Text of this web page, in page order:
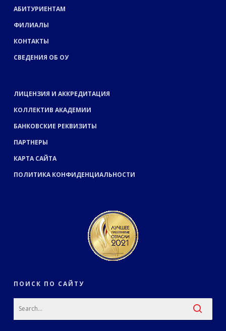
АБИТУРИЕНТАМ
ФИЛИАЛЫ
КОНТАКТЫ
СВЕДЕНИЯ ОБ ОУ
ЛИЦЕНЗИЯ И АККРЕДИТАЦИЯ
КОЛЛЕКТИВ АКАДЕМИИ
БАНКОВСКИЕ РЕКВИЗИТЫ
ПАРТНЕРЫ
КАРТА САЙТА
ПОЛИТИКА КОНФИДЕНЦИАЛЬНОСТИ
ПОИСК ПО САЙТУ